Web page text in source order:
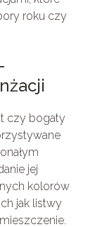
roku czy
czy bogaty
jej
kolorów
jak listwy